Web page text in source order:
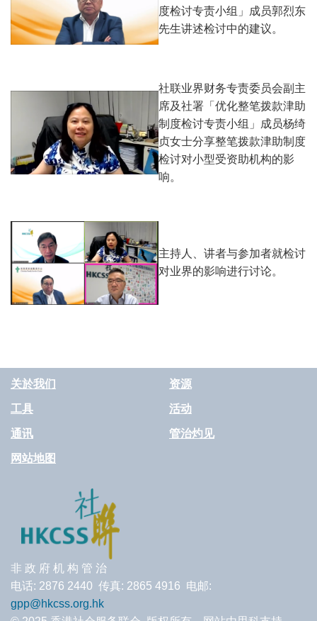
度检讨专责小组」成员郭烈东
先生讲述检讨中的建议。
社联业界财务专责委员会副主
席及社署「优化整笔拨款津助
制度检讨专责小组」成员杨绮
贞女士分享整笔拨款津助制度
检讨对小型受资助机构的影
响。
主持人、讲者与参加者就检讨
对业界的影响进行讨论。
关於我们 资源
工具 活动
通讯 管治灼见
网站地图
非 政 府 机 构 管 治
电话: 2876 2440 传真: 2865 4916 电邮:
gpp@hkcss.org.hk